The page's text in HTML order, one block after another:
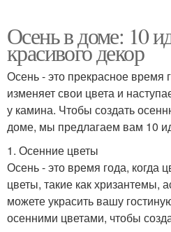
Осень в доме: 10
красивого декор
Осень - это прекрасное время
изменяет свои цвета и
у камина. Чтобы создать
доме, мы предлагаем вам 10
1. Осенние цветы
Осень - это время года, когда
цветы, такие как хризантемы,
можете украсить вашу
осенними цветами, чтобы